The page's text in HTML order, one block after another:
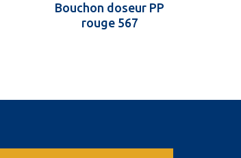
Bouchon doseur PP
rouge 567